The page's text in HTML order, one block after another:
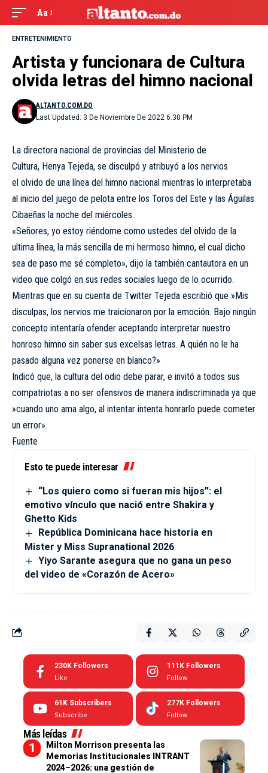
Aa
ENTRETENIMIENTO
Artista y funcionara de Cultura
olvida letras del himno nacional
Last Updated: 3 De Noviembre De 2022 6:30 PM
ALTANTO.COM.DO
La directora nacional de provincias del Ministerio de
Cultura, Henya Tejeda, se disculpó y atribuyó a los nervios
el olvido de una línea del himno nacional mientras lo interpretaba
al inicio del juego de pelota entre los Toros del Este y las Águilas
Cibaeñas la noche del miércoles.
«Señores, yo estoy riéndome como ustedes del olvido de la
ultima línea, la más sencilla de mi hermoso himno, el cual dicho
sea de paso me sé completo», dijo la también cantautora en un
video que colgó en sus redes sociales luego de lo ocurrido.
Mientras que en su cuenta de Twitter Tejeda escribió que »Mis
disculpas, los nervios me traicionaron por la emoción. Bajo ningún
concepto intentaría ofender aceptando interpretar nuestro
honroso himno sin saber sus excelsas letras. A quién no le ha
pasado alguna vez ponerse en blanco?»
Indicó que, la cultura del odio debe parar, e invitó a todos sus
compatriotas a no ser ofensivos de manera indiscriminada ya que
»cuando uno ama algo, al intentar intenta honrarlo puede cometer
un error».
Fuente
Esto te puede interesar
“Los quiero como si fueran mis hijos”: el
emotivo vínculo que nació entre Shakira y
Ghetto Kids
República Dominicana hace historia en
Mister y Miss Supranational 2026
Yiyo Sarante asegura que no gana un peso
del video de «Corazón de Acero»
230K Followers
Like
111K Followers
Follow
61K Subscribers
Subscribe
277K Followers
Follow
Más leídas
Milton Morrison presenta las
Memorias Institucionales INTRANT
2024–2026: una gestión de